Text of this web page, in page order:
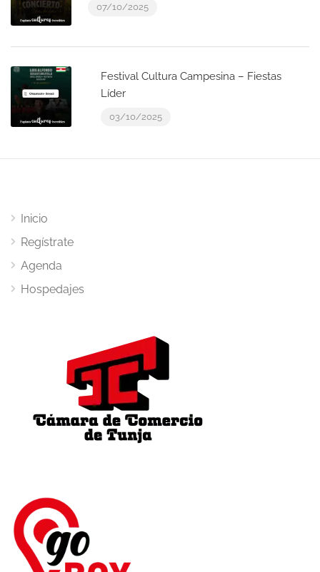
07/10/2025
Festival Cultura Campesina – Fiestas
Líder
03/10/2025
Inicio
Regístrate
Agenda
Hospedajes